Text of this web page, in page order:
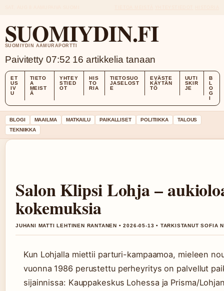
SUOMIYDIN.FI
SUOMIYDIN AAMURAPORTTI
Paivitetty 07:52 16 artikkelia tanaan
ET
US
IV
U
TIETO
A
MEIST
Ä
YHTEY
STIED
OT
HIS
TO
RIA
TIETOSUO
JASELOST
E
EVÄSTE
KÄYTÄN
TÖ
UUTI
SKIR
JE
B
L
O
G
I
BLOGI MAAILMA MATKAILU PAIKALLISET POLITIIKKA
TALOUS
TEKNIIKKA
Salon Klipsi Lohja –
kokemuksia
JUHANI MATTI LEHTINEN RANTANEN • 2026-05-13 • TARKISTANUT SOFIA
Kun Lohjalla miettii parturi-kampaamoa, mieleen
vuonna 1986 perustettu perheyritys on palvellut
sijainnissa: Kauppakeskus Lohessa ja Prisma/